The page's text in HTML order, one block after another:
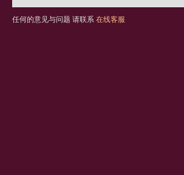
任何的意见与问题 请联系 在线客服